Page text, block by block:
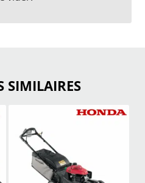
SIMILAIRES